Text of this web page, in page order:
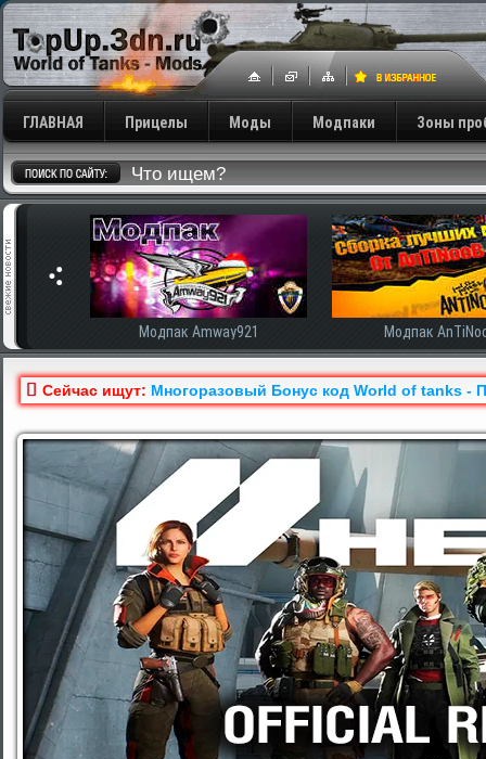
ГЛАВНАЯ Прицелы Моды Модпаки Зоны
Модпак Amway921 Модпак
Сейчас ищут: Многоразовый Бонус код World of tanks -